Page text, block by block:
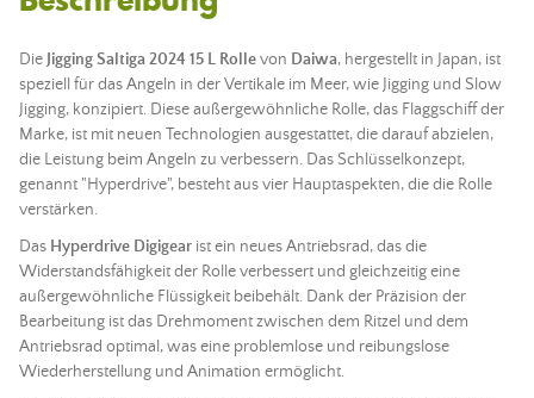
Die Jigging Saltiga 2024 15 L Rollevon Daiwa, hergestellt in Japan, ist
speziell für dasAngeln in der Vertikale im Meer, wie Jigging und Slow
Jigging, konzipiert. Diese außergewöhnliche Rolle, das Flaggschiff der
Marke, ist mit neuen Technologien ausgestattet, die darauf abzielen,
die Leistung beim Angeln zu verbessern. Das Schlüsselkonzept,
genannt "Hyperdrive", besteht aus vier Hauptaspekten, die die Rolle
verstärken.
Das Hyperdrive Digigear ist ein neues Antriebsrad, das die
Widerstandsfähigkeit der Rolle verbessert und gleichzeitig eine
außergewöhnliche Flüssigkeit beibehält. Dank der Präzision der
Bearbeitung ist das Drehmoment zwischen dem Ritzel und dem
Antriebsrad optimal, was eine problemlose und reibungslose
Wiederherstellung und Animation ermöglicht.